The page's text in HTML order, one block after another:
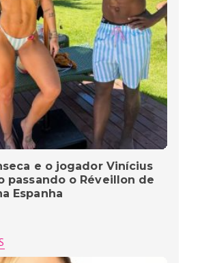
e o jogador Vinícius
passando o Réveillon de
Espanha